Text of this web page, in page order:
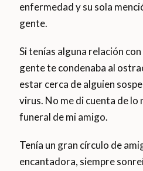
enfermedad y su sola
gente.
Si tenías alguna relación
gente te condenaba al
estar cerca de alguien
virus. No me di cuenta de lo
funeral de mi amigo.
Tenía un gran círculo de
encantadora, siempre